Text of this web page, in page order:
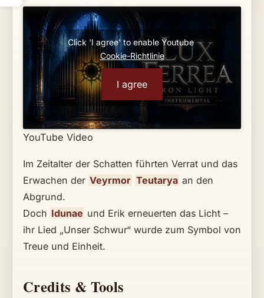
Click 'I agree' to enable Youtube
Cookie-Richtlinie
I agree
YouTube Video
Im Zeitalter der Schatten führten Verrat und das
Erwachen der Veyrmor Teutarya an den
Abgrund.
Doch Idunae und Erik erneuerten das Licht –
ihr Lied „Unser Schwur“ wurde zum Symbol von
Treue und Einheit.
Credits & Tools